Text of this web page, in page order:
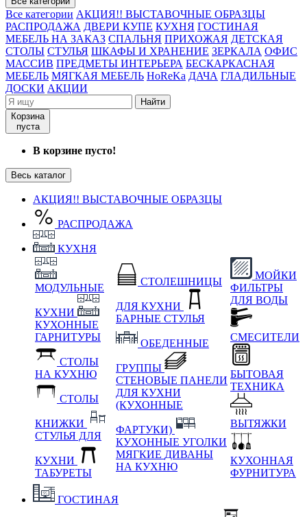
Все категории АКЦИЯ!! ВЫСТАВОЧНЫЕ ОБРАЗЦЫ
РАСПРОДАЖА ДВЕРИ КУПЕ КУХНЯ ГОСТИНАЯ
МЕБЕЛЬ НА ЗАКАЗ СПАЛЬНЯ ПРИХОЖАЯ ДЕТСКАЯ
СТОЛЫ СТУЛЬЯ ШКАФЫ И ХРАНЕНИЕ ЗЕРКАЛА ОФИС
МАССИВ ПРЕДМЕТЫ ИНТЕРЬЕРА БЕСКАРКАСНАЯ
МЕБЕЛЬ МЯГКАЯ МЕБЕЛЬ HoReKa ДАЧА ГЛАДИЛЬНЫЕ
ДОСКИ АКЦИИ
Найти
Корзина
пуста
В корзине пусто!
Весь каталог
АКЦИЯ!! ВЫСТАВОЧНЫЕ ОБРАЗЦЫ
РАСПРОДАЖА
КУХНЯ
МОДУЛЬНЫЕ
КУХНИ
КУХОННЫЕ
ГАРНИТУРЫ
СТОЛЫ
НА КУХНЮ
СТОЛЫ
КНИЖКИ
СТУЛЬЯ ДЛЯ
КУХНИ
ТАБУРЕТЫ
СТОЛЕШНИЦЫ
ДЛЯ КУХНИ
БАРНЫЕ СТУЛЬЯ
ОБЕДЕННЫЕ
ГРУППЫ
СТЕНОВЫЕ ПАНЕЛИ
ДЛЯ КУХНИ
(КУХОННЫЕ
ФАРТУКИ)
КУХОННЫЕ УГОЛКИ
МЯГКИЕ ДИВАНЫ
НА КУХНЮ
МОЙКИ
ФИЛЬТРЫ
ДЛЯ ВОДЫ
СМЕСИТЕЛИ
БЫТОВАЯ
ТЕХНИКА
ВЫТЯЖКИ
КУХОННАЯ
ФУРНИТУРА
ГОСТИНАЯ